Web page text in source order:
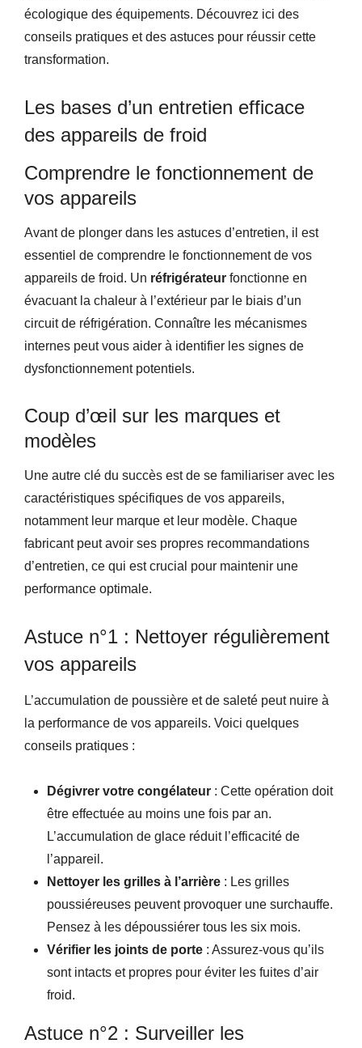
écologique des équipements. Découvrez ici des
conseils pratiques et des astuces pour réussir cette
transformation.
Les bases d’un entretien efficace
des appareils de froid
Comprendre le fonctionnement de
vos appareils
Avant de plonger dans les astuces d’entretien, il est
essentiel de comprendre le fonctionnement de vos
appareils de froid. Un réfrigérateur fonctionne en
évacuant la chaleur à l’extérieur par le biais d’un
circuit de réfrigération. Connaître les mécanismes
internes peut vous aider à identifier les signes de
dysfonctionnement potentiels.
Coup d’œil sur les marques et
modèles
Une autre clé du succès est de se familiariser avec les
caractéristiques spécifiques de vos appareils,
notamment leur marque et leur modèle. Chaque
fabricant peut avoir ses propres recommandations
d’entretien, ce qui est crucial pour maintenir une
performance optimale.
Astuce n°1 : Nettoyer régulièrement
vos appareils
L’accumulation de poussière et de saleté peut nuire à
la performance de vos appareils. Voici quelques
conseils pratiques :
Dégivrer votre congélateur : Cette opération doit
être effectuée au moins une fois par an.
L’accumulation de glace réduit l’efficacité de
l’appareil.
Nettoyer les grilles à l’arrière : Les grilles
poussiéreuses peuvent provoquer une surchauffe.
Pensez à les dépoussiérer tous les six mois.
Vérifier les joints de porte : Assurez-vous qu’ils
sont intacts et propres pour éviter les fuites d’air
froid.
Astuce n°2 : Surveiller les